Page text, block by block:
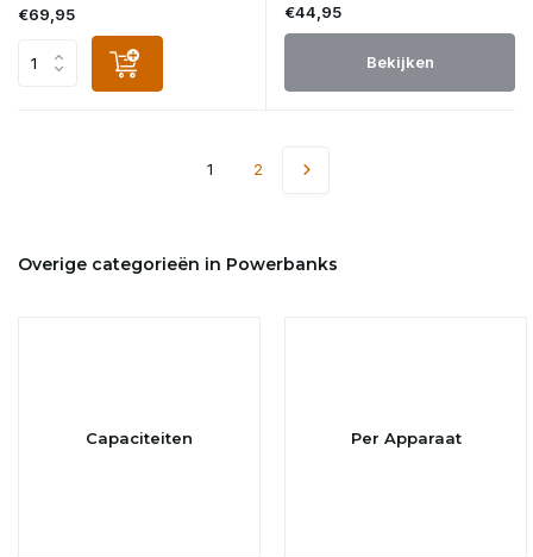
€69,95 €44,95
Bekijken
1 2
Overige categorieën in Powerbanks
Capaciteiten Per Apparaat